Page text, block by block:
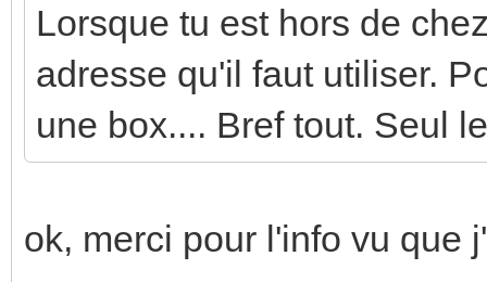
Lorsque tu est hors de
adresse qu'il faut utiliser.
une box.... Bref tout. Seul
ok, merci pour l'info vu que